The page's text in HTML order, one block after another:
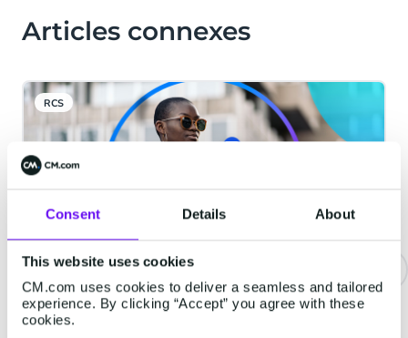
Consent Details About
This website uses cookies
CM.com uses cookies to deliver a seamless and tailored
experience. By clicking “Accept” you agree with these
cookies.
Articles connexes
RCS
RCS for Business : 3 types de
messages et 3 cas d'usage